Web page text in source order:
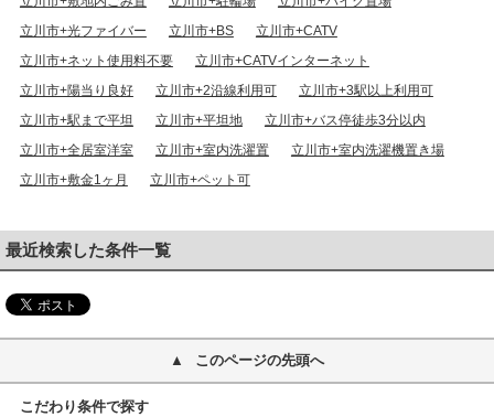
立川市+光ファイバー
立川市+BS
立川市+CATV
立川市+ネット使用料不要
立川市+CATVインターネット
立川市+陽当り良好
立川市+2沿線利用可
立川市+3駅以上利用可
立川市+駅まで平坦
立川市+平坦地
立川市+バス停徒歩3分以内
立川市+全居室洋室
立川市+室内洗濯置
立川市+室内洗濯機置き場
立川市+敷金1ヶ月
立川市+ペット可
最近検索した条件一覧
このページの先頭へ
こだわり条件で探す